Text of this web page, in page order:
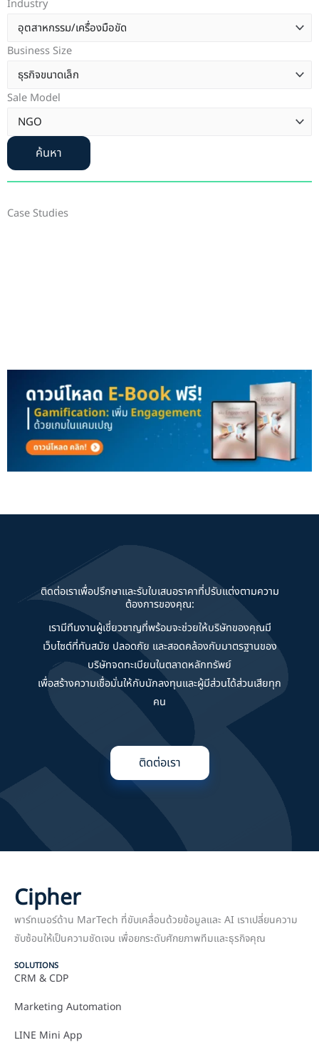
Industry
Business Size
Sale Model
ค้นหา
Case Studies
ติดต่อเราเพื่อปรึกษาและรับใบเสนอราคาที่ปรับแต่งตามความ
ต้องการของคุณ:
เรามีทีมงานผู้เชี่ยวชาญที่พร้อมจะช่วยให้บริษัทของคุณมี
เว็บไซต์ที่ทันสมัย ปลอดภัย และสอดคล้องกับมาตรฐานของ
บริษัทจดทะเบียนในตลาดหลักทรัพย์
เพื่อสร้างความเชื่อมั่นให้กับนักลงทุนและผู้มีส่วนได้ส่วนเสียทุก
คน
ติดต่อเรา
Cipher
พาร์ทเนอร์ด้าน MarTech ที่ขับเคลื่อนด้วยข้อมูลและ AI เราเปลี่ยนความ
ซับซ้อนให้เป็นความชัดเจน เพื่อยกระดับศักยภาพทีมและธุรกิจคุณ
SOLUTIONS
CRM & CDP
Marketing Automation
LINE Mini App